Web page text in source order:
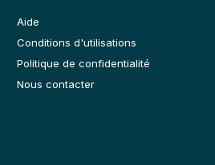
Aide
Conditions d'utilisations
Politique de confidentialité
Nous contacter